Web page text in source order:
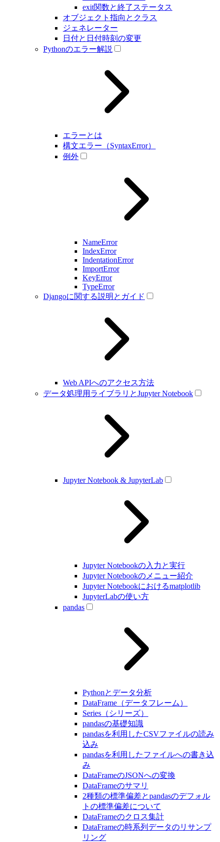
exit関数と終了ステータス
オブジェクト指向とクラス
ジェネレーター
日付と日付時刻の変更
Pythonのエラー解説
エラーとは
構文エラー（SyntaxError）
例外
NameError
IndexError
IndentationError
ImportError
KeyError
TypeError
Djangoに関する説明とガイド
Web APIへのアクセス方法
データ処理用ライブラリとJupyter Notebook
Jupyter Notebook & JupyterLab
Jupyter Notebookの入力と実行
Jupyter Notebookのメニュー紹介
Jupyter Notebookにおけるmatplotlib
JupyterLabの使い方
pandas
Pythonとデータ分析
DataFrame（データフレーム）
Series（シリーズ）
pandasの基礎知識
pandasを利用したCSVファイルの読み
込み
pandasを利用したファイルへの書き込
み
DataFrameのJSONへの変換
DataFrameのサマリ
2種類の標準偏差とpandasのデフォル
トの標準偏差について
DataFrameのクロス集計
DataFrameの時系列データのリサンプ
リング